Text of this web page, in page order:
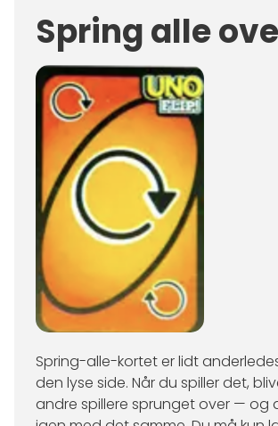
Spring alle
Spring-alle-kortet er lidt
den lyse side. Når du spiller det,
andre spillere sprunget over — og